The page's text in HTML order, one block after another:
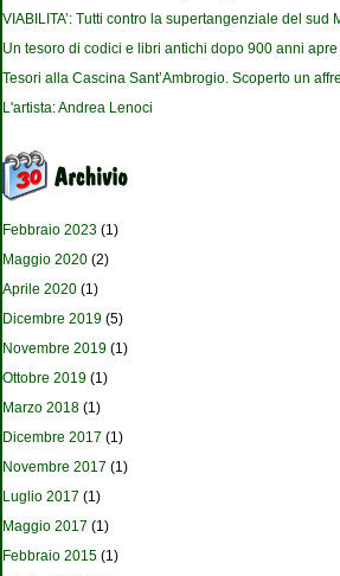
VIABILITA’: Tutti contro la supertangenziale del sud
Un tesoro di codici e libri antichi dopo 900 anni apre
Tesori alla Cascina Sant’Ambrogio. Scoperto un
L'artista: Andrea Lenoci
Febbraio 2023 (1)
Maggio 2020 (2)
Aprile 2020 (1)
Dicembre 2019 (5)
Novembre 2019 (1)
Ottobre 2019 (1)
Marzo 2018 (1)
Dicembre 2017 (1)
Novembre 2017 (1)
Luglio 2017 (1)
Maggio 2017 (1)
Febbraio 2015 (1)